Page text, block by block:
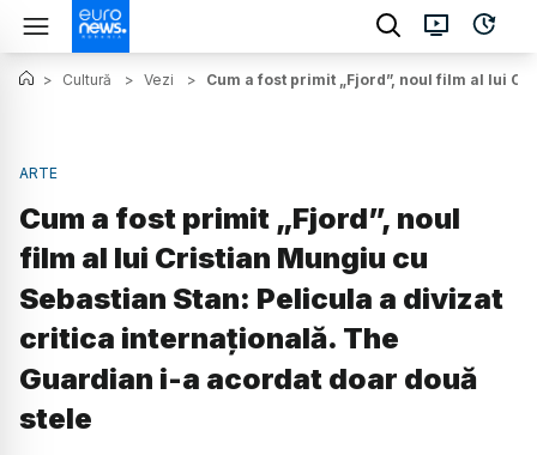
> Cultură > Vezi > Cum a fost primit „Fjord”, noul film al lui
ARTE
Cum a fost primit „Fjord”, noul
film al lui Cristian Mungiu cu
Sebastian Stan: Pelicula a divizat
critica internațională. The
Guardian i-a acordat doar două
stele